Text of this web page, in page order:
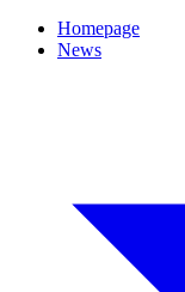
Homepage
News